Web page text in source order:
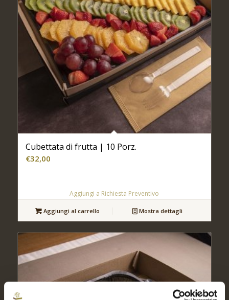
Cubettata di frutta | 10 Porz.
€32,00
Aggiungi a Richiesta Preventivo
Aggiungi al carrello Mostra dettagli